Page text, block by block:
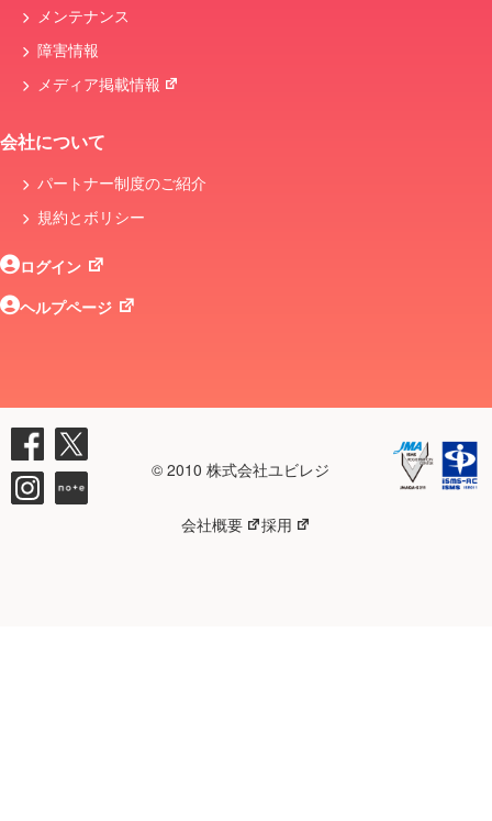
メンテナンス
障害情報
メディア掲載情報
会社について
パートナー制度のご紹介
規約とボリシー
ログイン
ヘルプページ
© 2010 株式会社ユビレジ
会社概要 採用